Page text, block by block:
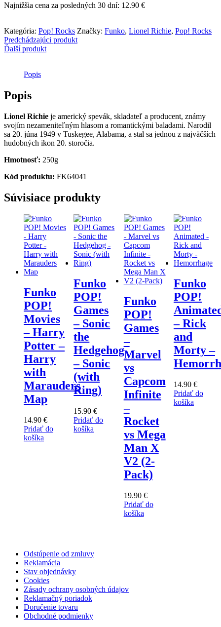
Rocks
Richie
Najnižšia cena za posledných 30 dní: 12.90 €
Kategória: Pop! Rocks Značky: Funko, Lionel Richie, Pop! Rocks
Predchádzajúci produkt
Ďalší produkt
Popis
Popis
Lionel Richie je americký spevák, skladateľ a producent, známy
svojím nezameniteľným hlasom a romantickými baladami. Narodil
sa 20. júna 1949 v Tuskegee, Alabama, a stal sa jednou z najväčších
hudobných ikon 20. storočia.
Hmotnosť: 250g
Kód produktu: FK64041
Súvisiace produkty
Funko
POP!
Movies
– Harry
Potter –
Harry
with
Marauders
Map
14.90 €
Pridať do
košíka
Funko
POP!
Games
– Sonic
the
Hedgehog
– Sonic
(with
Ring)
15.90€
Pridať do
košíka
Funko
POP!
Games
–
Marvel
vs
Capcom
Infinite
–
Rocket
vs Mega
Man X
V2 (2-
Pack)
19.90 €
Pridať do
košíka
Funko
POP!
– Rick
and
Morty –
14.90 €
Pridať do
košíka
Odstúpenie od zmluvy
Reklamácia
Stav objednávky
Cookies
Zásady ochrany osobných údajov
Reklamačný poriadok
Doručenie tovaru
Obchodné podmienky